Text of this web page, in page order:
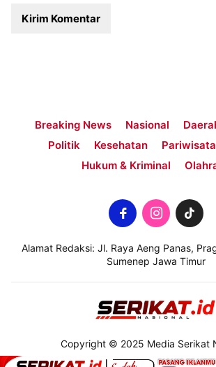
Breaking News Nasional
Politik
Kesehatan Pariwisata
Hukum & Kriminal
Alamat Redaksi: Jl. Raya Aeng Panas,
Sumenep Jawa Timur
Copyright © 2025 Media Serikat